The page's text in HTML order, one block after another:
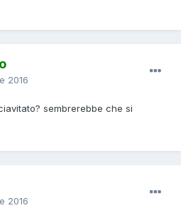
2016
sembrerebbe che si
2016